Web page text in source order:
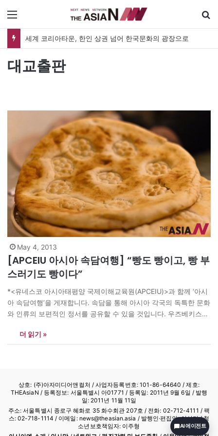
세계 코리아타운, 한인 상권 넘어 한국문화의 광장으로
대교출판
May 4, 2013
[APCEIU 아시아 속담여행] “빵도 빵이고, 빵 부
스러기도 빵이다”
*<유네스코 아시아태평양 국제이해교육원(APCEIU)>과 함께 ‘아시
아 속담여행’을 게재합니다. 속담을 통해 아시아 각국의 독특한 문화
와 인류의 보편적인 정서를 공유할 수 있을 것입니다. 우즈베키스
기도 빵이다’(Non ham non, uvog’i ham non, 논 함 논, 우보기 함
논)라는 속담은 작은 빵 부스러기라고 해서 그것을 무시해서는 안…
더 읽기 »
상호: (주)아자미디어앤컬처 /사업자등록번호: 101-86-64640 / 제호:
THEAsiaN / 등록정보: 서울특별시 아01771 / 등록일: 2011년 9월 6일 / 발행
일: 2011년 11월 11일
주소: 서울특별시 종로구 혜화로 35 화수회관 207호 / 전화: 02-712-4111 / 팩
스: 02-718-1114 / 이메일: news@theasian.asia / 발행인·편집인: 이상기 / 청
소년보호책임자: 이주형
AI 에이전트